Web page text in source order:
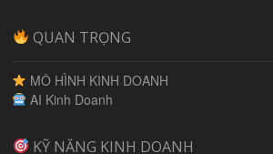
QUAN TRỌNG
MÔ HÌNH KINH DOANH
AI Kinh Doanh
KỸ NĂNG KINH DOANH